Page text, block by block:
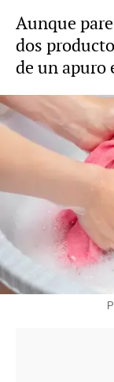
Aunque
dos
de un apuro